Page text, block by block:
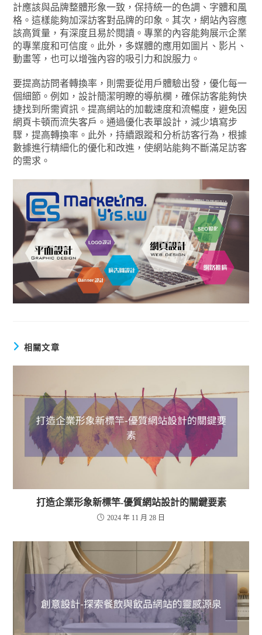
計應該與品牌整體形象一致，保持統一的色調、字體和風
格。這樣能夠加深訪客對品牌的印象。其次，網站內容應
該高質量，有深度且易於閱讀。專業的內容能夠展示企業
的專業度和可信度。此外，多媒體的應用如圖片、影片、
動畫等，也可以增強內容的吸引力和說服力。
要提高訪問者轉換率，則需要從用戶體驗出發，優化每一
個細節。例如，設計簡潔明瞭的導航欄，確保訪客能夠快
捷找到所需資訊。提高網站的加載速度和流暢度，避免因
網頁卡頓而流失客戶。通過優化表單設計，減少填寫步
驟，提高轉換率。此外，持續跟蹤和分析訪客行為，根據
數據進行精細化的優化和改進，使網站能夠不斷滿足訪客
的需求。
相關文章
打造企業形象新標竿-優質網站設計的關鍵要素
2024 年 11 月 28 日